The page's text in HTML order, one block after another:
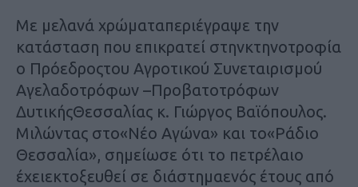
Με μελανά χρώματαπεριέγραψε την
κατάσταση που επικρατεί στηνκτηνοτροφία
ο Πρόεδροςτου Αγροτικού Συνεταιρισμού
Αγελαδοτρόφων –Προβατοτρόφων
ΔυτικήςΘεσσαλίας κ. Γιώργος Βαϊόπουλος.
Μιλώντας στο«Νέο Αγώνα» και το«Ράδιο
Θεσσαλία», σημείωσε ότι το πετρέλαιο
έχειεκτοξευθεί σε διάστημαενός έτους από